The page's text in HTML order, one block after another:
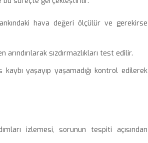
hava değeri ölçülür ve gerekirse
sızdırmazlıkları test edilir.
kaybı yaşayıp yaşamadığı kontrol edilerek
izlemesi, sorunun tespiti açısından